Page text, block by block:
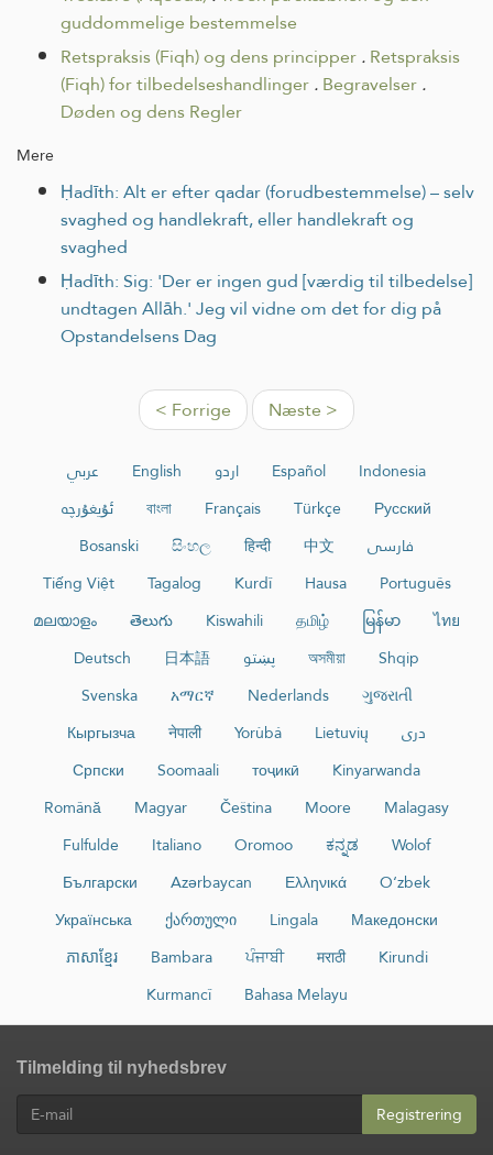
guddommelige bestemmelse
Retspraksis (Fiqh) og dens principper.Retspraksis
(Fiqh) for tilbedelseshandlinger.Begravelser.
Døden og dens Regler
Mere
Ḥadīth: Alt er efter qadar (forudbestemmelse) – selv
svaghed og handlekraft, eller handlekraft og
svaghed
Ḥadīth: Sig: 'Der er ingen gud [værdig til tilbedelse]
undtagen Allāh.' Jeg vil vidne om det for dig på
Opstandelsens Dag
< Forrige Næste >
عربي English اردو Español
Indonesia
ئۇيغۇرچە
বাংলা Français Türkçe
Русский
Bosanski
සිංහල हिन्दी 中文
فارسی
Tiếng Việt
Tagalog Kurdî Hausa
Português
മലയാളം
తెలుగు Kiswahili தமிழ் မြန်မာ
ไทย
Deutsch
日本語 پښتو অসমীয়া
Shqip
Svenska
አማርኛ Nederlands
ગુજરાતી
Кыргызча
नेपाली Yorùbá Lietuvių
دری
Српски
Soomaali тоҷикӣ
Kinyarwanda
Română
Magyar Čeština Moore
Malagasy
Fulfulde
Italiano Oromoo ಕನ್ನಡ
Wolof
Български
Azərbaycan Ελληνικά
O‘zbek
Українська
ქართული Lingala
Македонски
ភាសាខ្មែរ
Bambara ਪੰਜਾਬੀ मराठी
Kirundi
Kurmancî
Bahasa Melayu
Tilmelding til nyhedsbrev
Registrering